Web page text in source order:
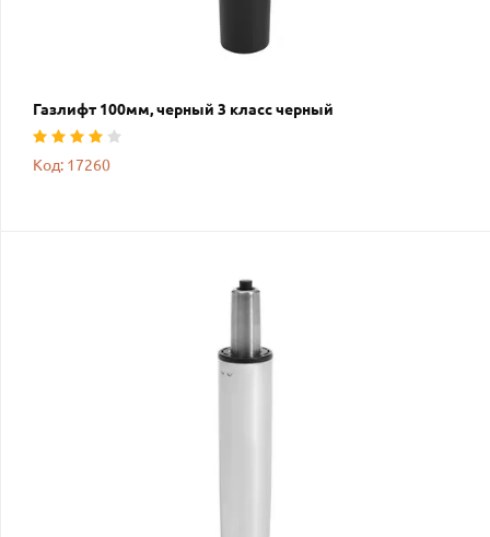
Газлифт 100мм, черный 3 класс черный
Код: 17260